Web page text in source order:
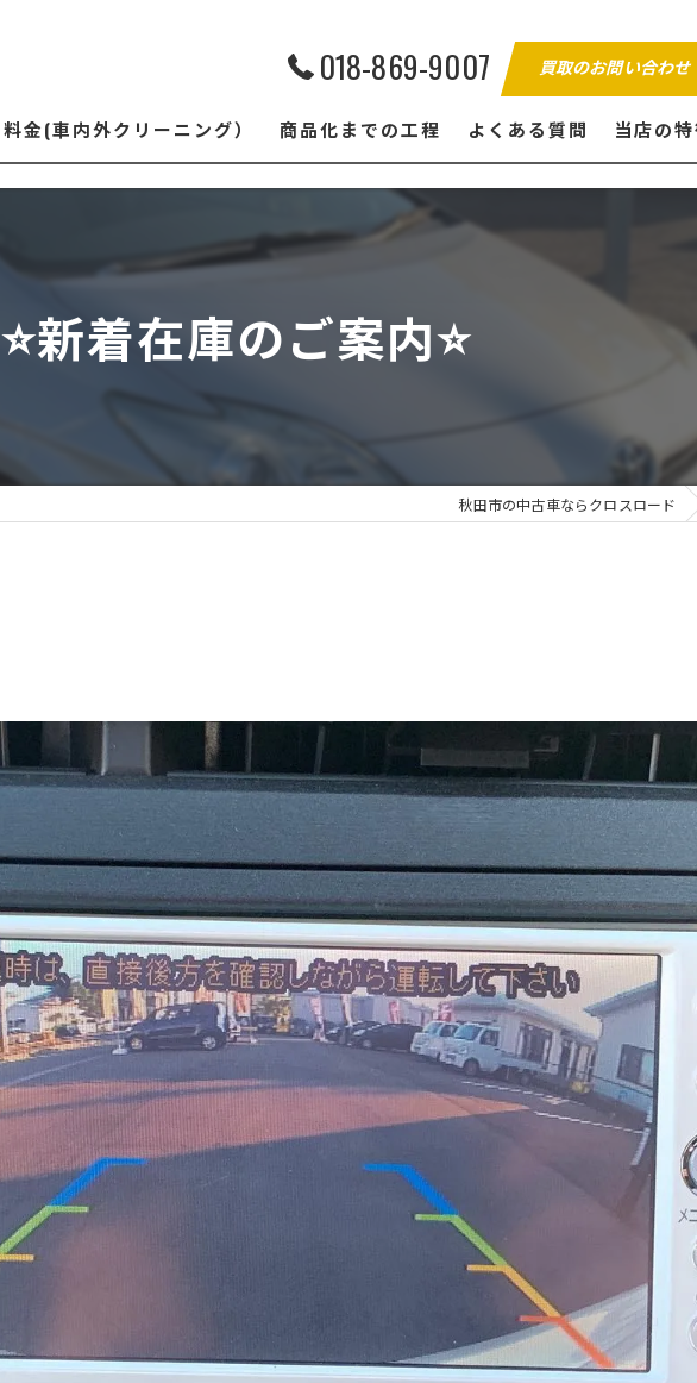
018-869-9007 買取のお問い合わせ
料金(車内外クリーニング） 商品化までの工程 よくある質問 当店の
内外装仕
⭐️新着在庫のご案内⭐️
秋田市の中古車ならクロスロード